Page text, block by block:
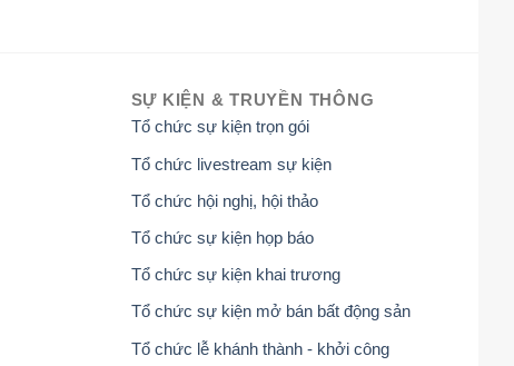
SỰ KIỆN & TRUYỀN THÔNG
Tổ chức sự kiện trọn gói
Tổ chức livestream sự kiện
Tổ chức hội nghị, hội thảo
Tổ chức sự kiện họp báo
Tổ chức sự kiện khai trương
Tổ chức sự kiện mở bán bất động sản
Tổ chức lễ khánh thành - khởi công